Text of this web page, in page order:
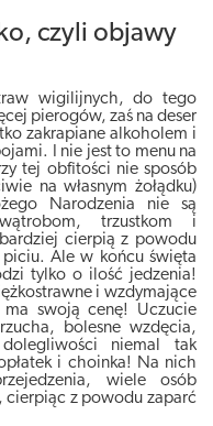
czyli objawy
wigilijnych, do tego
pierogów, zaś na deser
zakrapiane alkoholem i
I nie jest to menu na
tej obfitości nie sposób
na własnym żołądku)
Narodzenia nie są
trzustkom i
cierpią z powodu
Ale w końcu święta
tylko o ilość jedzenia!
i wzdymające
swoją cenę! Uczucie
bolesne wzdęcia,
niemal tak
i choinka! Na nich
wiele osób
z powodu zaparć